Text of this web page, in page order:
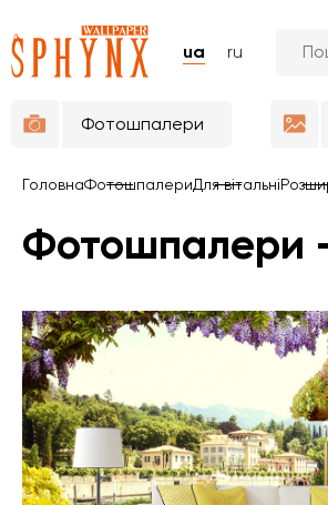
ua ru
Фотошпалери
ГоловнаФотошпалериДля вітальні
Фотошпалери